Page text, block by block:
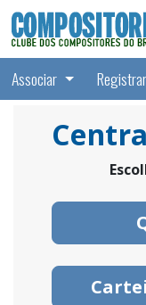
Associar